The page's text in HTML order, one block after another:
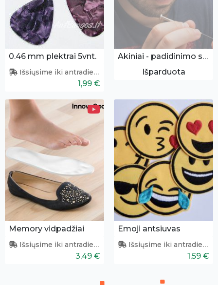
0.46 mm plektrai 5vnt.
Išsiųsime iki antradienio
1,99 €
Akiniai - padidinimo stiklai
Išparduota
Memory vidpadžiai
Išsiųsime iki antradienio
3,49 €
Emoji antsiuvas
Išsiųsime iki antradienio
1,59 €